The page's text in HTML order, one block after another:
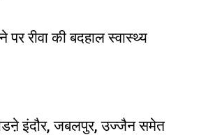
पर रीवा की बदहाल स्वास्थ्य
इंदौर, जबलपुर, उज्जैन समेत